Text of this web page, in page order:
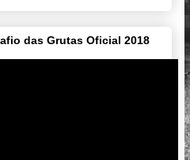
das Grutas Oficial 2018